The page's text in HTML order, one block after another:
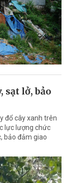
sạt lở, bảo
đổ cây xanh trên
lực lượng chức
bảo đảm giao